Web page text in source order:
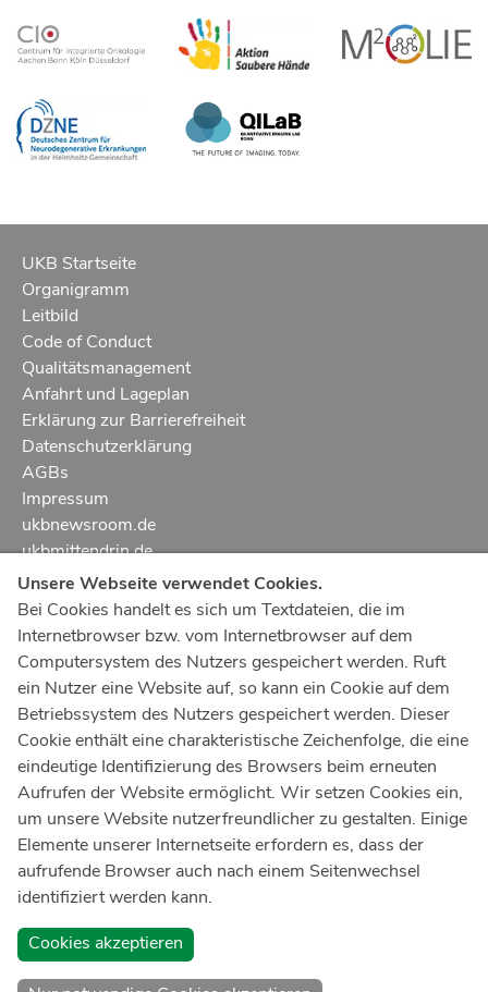
UKB Startseite
Organigramm
Leitbild
Code of Conduct
Qualitätsmanagement
Anfahrt und Lageplan
Erklärung zur Barrierefreiheit
Datenschutzerklärung
AGBs
Impressum
ukbnewsroom.de
ukbmittendrin.de
Notruf112
Ärztlicher Notdienst116 117
Giftnotrufzentrale
Tel: +49 22819240
Notfallzentrum Bonn
Kindernotfallzentrum Bonn
UKB-Telefonzentrale
+49 228287 0
Spenden Sie online an das Universitätsklinikum Bonn
Unsere Webseite verwendet Cookies.
Bei Cookies handelt es sich um Textdateien, die im
Internetbrowser bzw. vom Internetbrowser auf dem
Computersystem des Nutzers gespeichert werden. Ruft
ein Nutzer eine Website auf, so kann ein Cookie auf dem
Betriebssystem des Nutzers gespeichert werden. Dieser
Cookie enthält eine charakteristische Zeichenfolge, die eine
eindeutige Identifizierung des Browsers beim erneuten
Aufrufen der Website ermöglicht. Wir setzen Cookies ein,
um unsere Website nutzerfreundlicher zu gestalten. Einige
Elemente unserer Internetseite erfordern es, dass der
aufrufende Browser auch nach einem Seitenwechsel
identifiziert werden kann.
Cookies akzeptieren